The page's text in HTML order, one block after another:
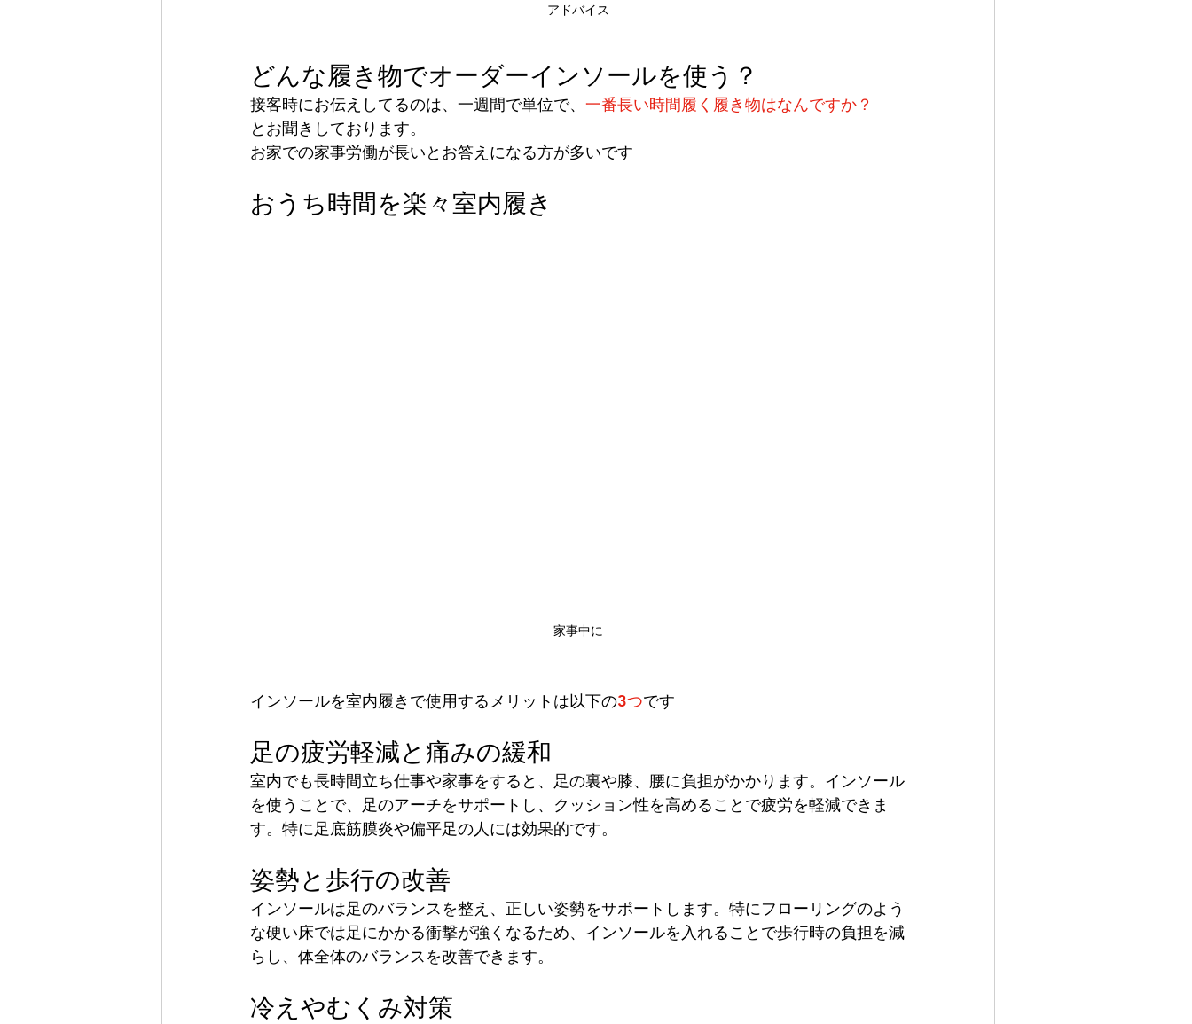
アドバイス
どんな履き物でオーダーインソールを使う？
接客時にお伝えしてるのは、一週間で単位で、 一番長い時間履く履き物はなんですか？
とお聞きしております。
お家での家事労働が長いとお答えになる方が多いです
おうち時間を楽々室内履き
家事中に
インソールを室内履きで使用するメリットは以下の3つです
足の疲労軽減と痛みの緩和
室内でも長時間立ち仕事や家事をすると、足の裏や膝、腰に負担がかかります。インソール
を使うことで、足のアーチをサポートし、クッション性を高めることで疲労を軽減できま
す。特に足底筋膜炎や偏平足の人には効果的です。
姿勢と歩行の改善
インソールは足のバランスを整え、正しい姿勢をサポートします。特にフローリングのよう
な硬い床では足にかかる衝撃が強くなるため、インソールを入れることで歩行時の負担を減
らし、体全体のバランスを改善できます。
冷えやむくみ対策